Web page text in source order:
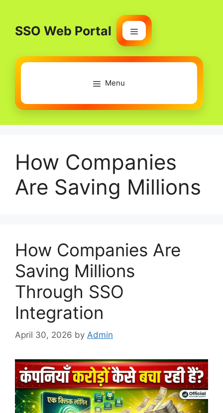
contentSSO Web Portal
Menu
Menu
How Companies
Are Saving Millions
How Companies Are
Saving Millions
Through SSO
Integration
April 30, 2026 by Admin